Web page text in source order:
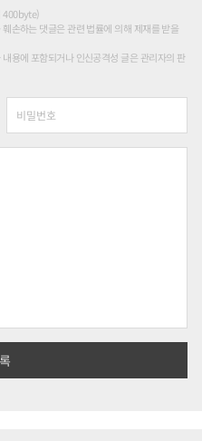
400byte)
손하는 댓글은 관련 법률에 의해 제재를 받을
용에 포함되거나 인신공격성 글은 관리자의 판